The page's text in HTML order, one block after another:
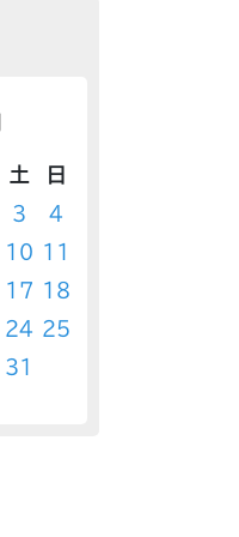
土
日
3
4
10
11
17
18
24
25
31